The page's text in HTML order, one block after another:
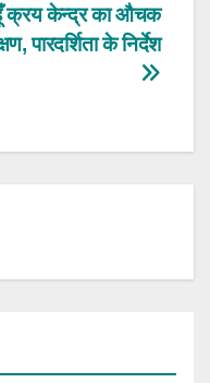
क्रय केन्द्र का औचक
पारदर्शिता के निर्देश